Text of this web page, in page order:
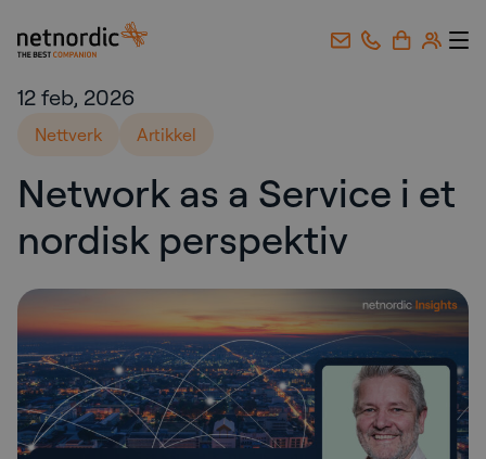
NetNordic Norway
12 feb, 2026
Nettverk Artikkel
Network as a Service i et
nordisk perspektiv